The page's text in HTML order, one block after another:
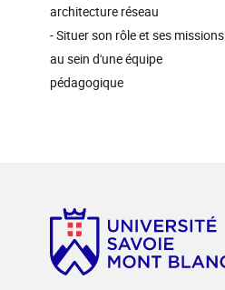
architecture réseau
- Situer son rôle et ses missions
au sein d'une équipe
pédagogique